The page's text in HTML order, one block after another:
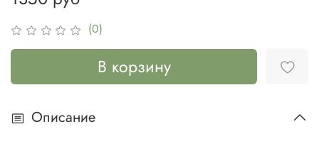
(0)
В корзину
Описание